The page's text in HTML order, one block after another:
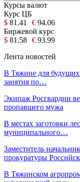
Курсы валют
Курс ЦБ
$ 81.41 € 94.06
Биржевой курс
$ 81.58 € 93.99
Лента новостей
В Тяжине для будущих
занятия по…
Экипаж Росгвардии
пропавшего мужа
В местах заготовки
муниципального…
Заместитель
прокуратуры
В Тяжинском